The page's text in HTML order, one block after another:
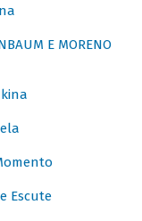
E MORENO
Escute